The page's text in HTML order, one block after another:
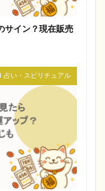
サイン？現在販売
占い・スピリチュアル